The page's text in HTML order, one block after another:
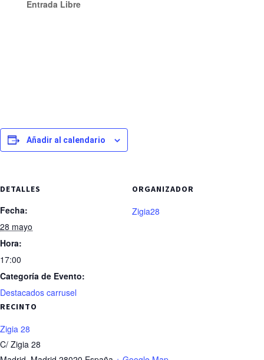
Entrada Libre
Añadir al calendario
DETALLES
Fecha:
28 mayo
Hora:
17:00
Categoría de Evento:
Destacados carrusel
RECINTO
Zigia 28
C/ Zigia 28
ORGANIZADOR
Zigia28